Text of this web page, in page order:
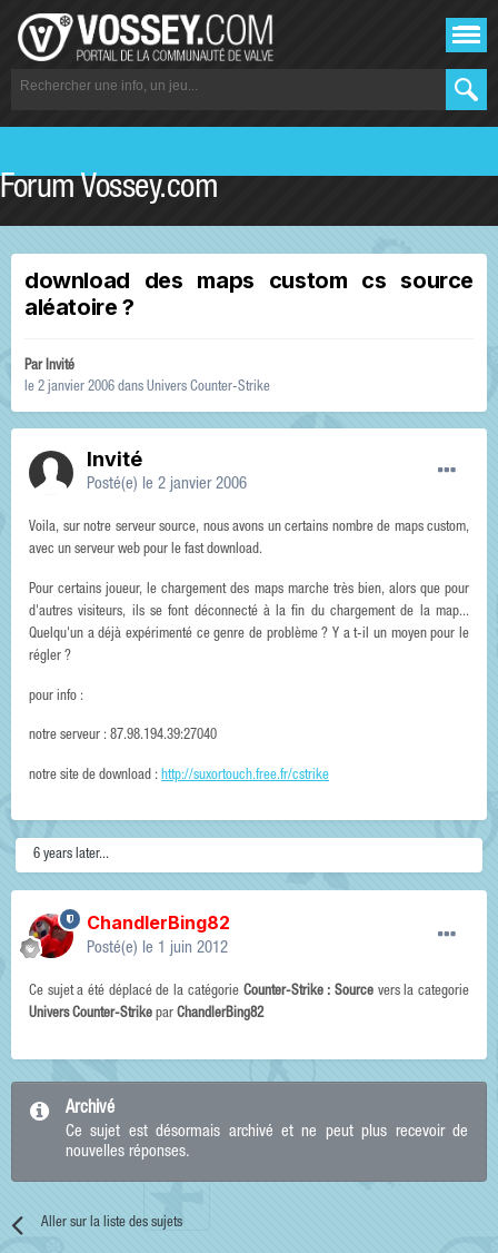
Forum Vossey.com
download des maps custom cs source
aléatoire ?
Par Invité
le 2 janvier 2006 dans Univers Counter-Strike
Invité
Posté(e) le 2 janvier 2006
Voila, sur notre serveur source, nous avons un certains nombre de maps custom,
avec un serveur web pour le fast download.
Pour certains joueur, le chargement des maps marche très bien, alors que pour
d'autres visiteurs, ils se font déconnecté à la fin du chargement de la map...
Quelqu'un a déjà expérimenté ce genre de problème ? Y a t-il un moyen pour le
régler ?
pour info :
notre serveur : 87.98.194.39:27040
notre site de download : http://suxortouch.free.fr/cstrike
6 years later...
ChandlerBing82
Posté(e) le 1 juin 2012
Ce sujet a été déplacé de la catégorie Counter-Strike : Sourcevers la categorie
Univers Counter-Strike par ChandlerBing82
Archivé
Ce sujet est désormais archivé et ne peut plus recevoir de
nouvelles réponses.
Aller sur la liste des sujets